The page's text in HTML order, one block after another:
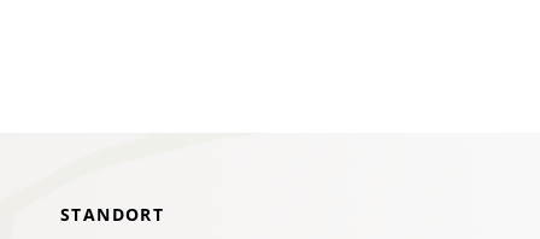
NACH:STANDORT